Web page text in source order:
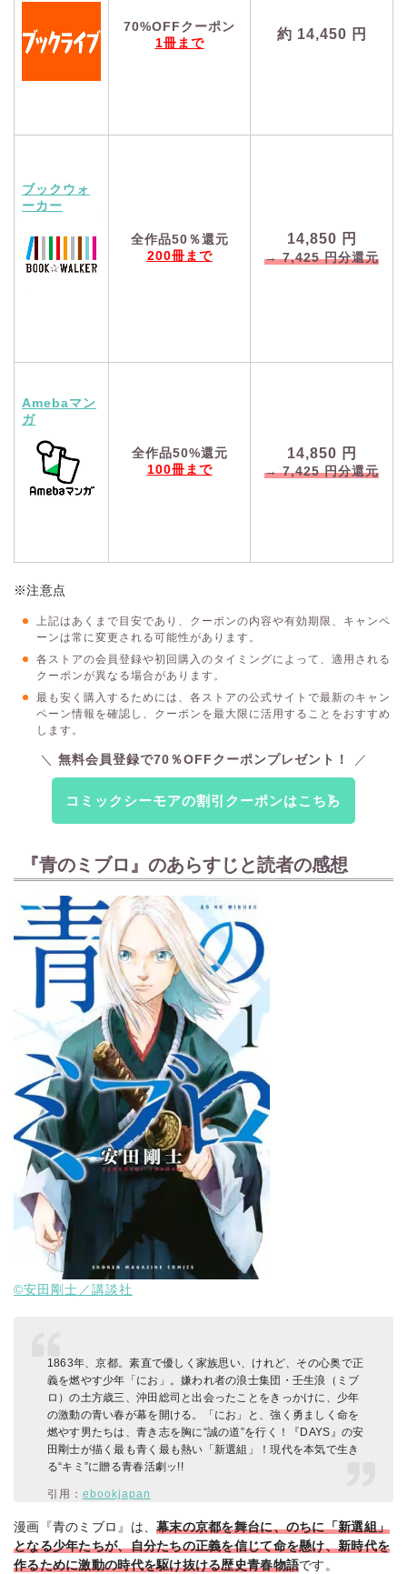
70%OFFクーポン
1冊まで
約 14,450 円
ブックウォ
ーカー
全作品50％還元
200冊まで
14,850 円
→7,425円分還元
Amebaマン
ガ
全作品50%還元
100冊まで
14,850 円
→7,425円分還元
※注意点
上記はあくまで目安であり、クーポンの内容や有効期限、キャンペ
ーンは常に変更される可能性があります。
各ストアの会員登録や初回購入のタイミングによって、適用される
クーポンが異なる場合があります。
最も安く購入するためには、各ストアの公式サイトで最新のキャン
ペーン情報を確認し、クーポンを最大限に活用することをおすすめ
します。
無料会員登録で70％OFFクーポンプレゼント！
コミックシーモアの割引クーポンはこちら
『青のミブロ』のあらすじと読者の感想
©安田剛士／講談社
1863年、京都。素直で優しく家族思い、けれど、その心奥で正
義を燃やす少年「にお」。嫌われ者の浪士集団・壬生浪（ミブ
ロ）の土方歳三、沖田総司と出会ったことをきっかけに、少年
の激動の青い春が幕を開ける。「にお」と、強く勇ましく命を
燃やす男たちは、青き志を胸に“誠の道”を行く！『DAYS』の安
田剛士が描く最も青く最も熱い「新選組」！現代を本気で生き
る“キミ”に贈る青春活劇ッ!!
引用： ebookjapan
漫画『青のミブロ』は、幕末の京都を舞台に、のちに「新選組」
となる少年たちが、自分たちの正義を信じて命を懸け、新時代を
作るために激動の時代を駆け抜ける歴史青春物語です。